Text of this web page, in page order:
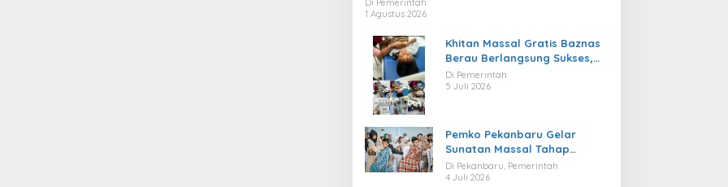
Di Pemerintah
1 Agustus 2026
Khitan Massal Gratis Baznas
Berau Berlangsung Sukses,
Hadirkan Kebahagiaan bagi
Puluhan Anak
Di Pemerintah
5 Juli 2026
Pemko Pekanbaru Gelar
Sunatan Massal Tahap
Kedua, 100 Anak Ikuti Khitan
Gratis
Di Pekanbaru, Pemerintah
4 Juli 2026